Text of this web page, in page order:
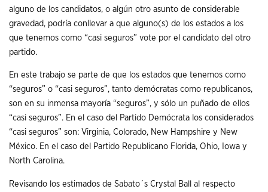
alguno de los candidatos, o algún otro asunto de considerable
gravedad, podría conllevar a que alguno(s) de los estados a los
que tenemos como “casi seguros” vote por el candidato del otro
partido.
En este trabajo se parte de que los estados que tenemos como
“seguros” o “casi seguros”, tanto demócratas como republicanos,
son en su inmensa mayoría “seguros”, y sólo un puñado de ellos
“casi seguros”. En el caso del Partido Demócrata los considerados
“casi seguros” son: Virginia, Colorado, New Hampshire y New
México. En el caso del Partido Republicano Florida, Ohio, Iowa y
North Carolina.
Revisando los estimados de Sabato´s Crystal Ball al respecto